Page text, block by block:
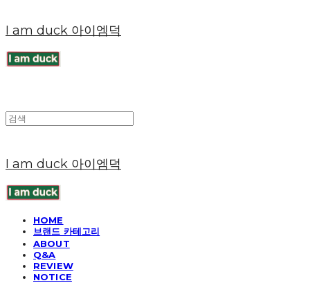
I am duck 아이엠덕
I am duck 아이엠덕
HOME
브랜드 카테고리
ABOUT
Q&A
REVIEW
NOTICE